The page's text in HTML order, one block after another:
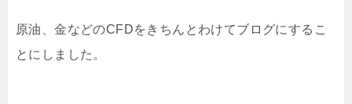
原油、金などのCFDをきちんとわけてブログにするこ
とにしました。